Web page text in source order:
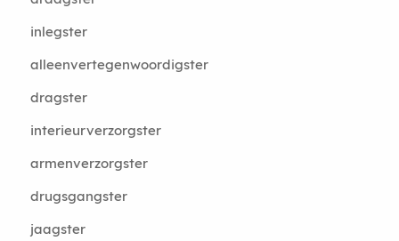
inlegster
alleenvertegenwoordigster
dragster
interieurverzorgster
armenverzorgster
drugsgangster
jaagster